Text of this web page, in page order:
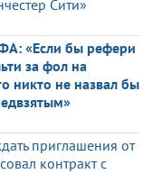
Сити»
«Если бы рефери
за фол на
никто не назвал бы
приглашения от
контракт с